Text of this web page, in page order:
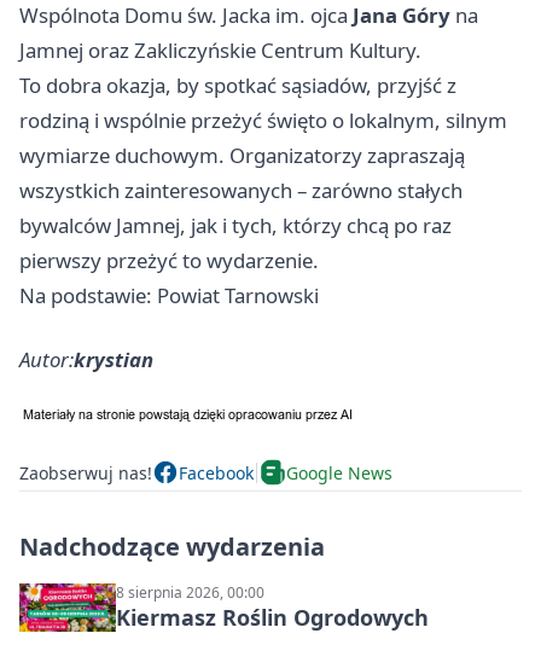
Wspólnota Domu św. Jacka im. ojca Jana Góry na
Jamnej oraz Zakliczyńskie Centrum Kultury.
To dobra okazja, by spotkać sąsiadów, przyjść z
rodziną i wspólnie przeżyć święto o lokalnym, silnym
wymiarze duchowym. Organizatorzy zapraszają
wszystkich zainteresowanych – zarówno stałych
bywalców Jamnej, jak i tych, którzy chcą po raz
pierwszy przeżyć to wydarzenie.
Na podstawie: Powiat Tarnowski
Autor:krystian
Zaobserwuj nas! Facebook Google News
Nadchodzące wydarzenia
8 sierpnia 2026, 00:00
Kiermasz Roślin Ogrodowych